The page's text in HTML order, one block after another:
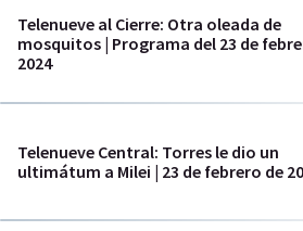
Telenueve al Cierre: Otra oleada de
mosquitos | Programa del 23 de
2024
Telenueve Central: Torres le dio un
ultimátum a Milei | 23 de febrero de